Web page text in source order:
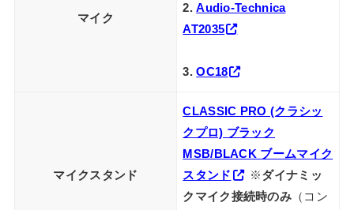
マイク
2. Audio-Technica
AT2035
3. OC18
マイクスタンド
CLASSIC PRO (クラシッ
クプロ) ブラック
MSB/BLACK ブームマイク
スタンド
※ダイナミッ
クマイク接続時のみ （コン